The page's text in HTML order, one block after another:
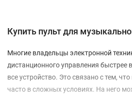
Купить пульт для
Многие владельцы электронной
дистанционного управления быстрее
все устройство. Это связано с тем,
часто в сложных условиях. На него